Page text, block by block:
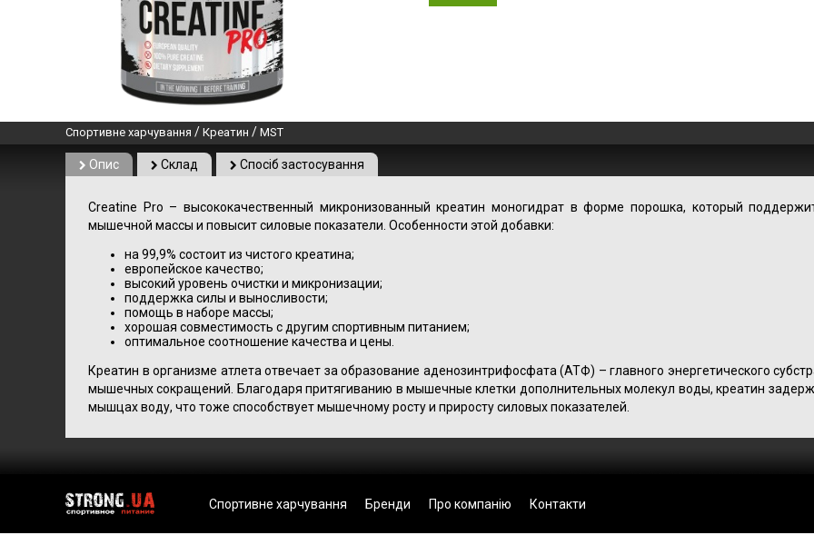
Спортивне харчування / Креатин / MST
Опис Склад Спосіб застосування
Creatine Pro – высококачественный микронизованный креатин моногидрат в форме порошка, который
мышечной массы и повысит силовые показатели. Особенности этой добавки:
на 99,9% состоит из чистого креатина;
европейское качество;
высокий уровень очистки и микронизации;
поддержка силы и выносливости;
помощь в наборе массы;
хорошая совместимость с другим спортивным питанием;
оптимальное соотношение качества и цены.
Креатин в организме атлета отвечает за образование аденозинтрифосфата (АТФ) – главного энергетического
мышечных сокращений. Благодаря притягиванию в мышечные клетки дополнительных молекул воды, креатин
мышцах воду, что тоже способствует мышечному росту и приросту силовых показателей.
Спортивне харчування Бренди Про компанію Контакти